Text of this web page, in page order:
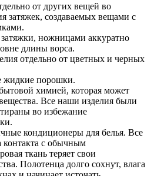
от других вещей во
затяжек, создаваемых вещами с
ножницами аккуратно
длины ворса.
отдельно от цветных и черных
жидкие порошки.
химией, которая может
Все наши изделия были
во избежание
кондиционеры для белья. Все
контакта с обычным
ткань теряет свои
Полотенца долго сохнут, влага